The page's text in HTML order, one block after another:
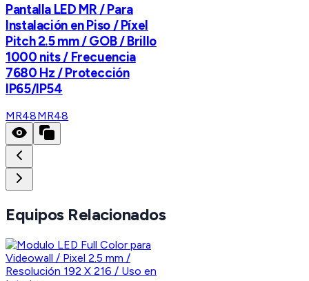
Pantalla LED MR / Para
Instalación en Piso / Píxel
Pitch 2.5 mm / GOB / Brillo
1000 nits / Frecuencia
7680 Hz / Protección
IP65/IP54
MR48MR48
Equipos Relacionados